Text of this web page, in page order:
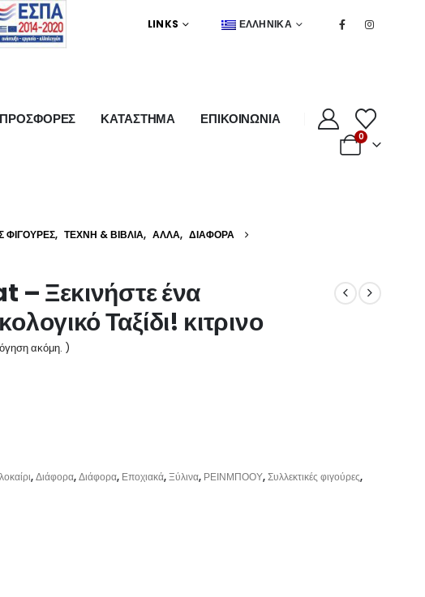
LINKS ΕΛΛΗΝΙΚΆ
ΠΡΟΣΦΟΡΕΣ ΚΑΤΑΣΤΗΜΑ ΕΠΙΚΟΙΝΩΝΙΑ
0
ΦΙΓΟΎΡΕΣ, ΤΈΧΝΗ & ΒΙΒΛΊΑ, ΆΛΛΑ, ΔΙΆΦΟΡΑ
Ξεκινήστε ένα
Ταξίδι! κιτρινο
ακόμη. )
,Διάφορα,Διάφορα, Εποχιακά,Ξύλινα, ΡΕΙΝΜΠΟΟΥ,Συλλεκτικές φιγούρες,